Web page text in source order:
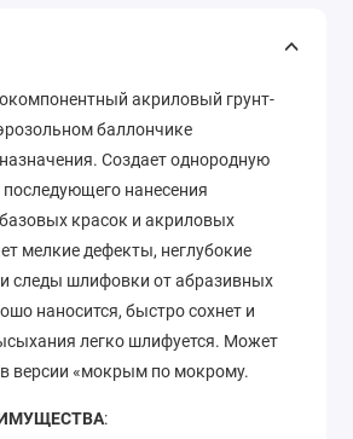
акриловый грунт-
баллончике
Создает однородную
последующего нанесения
красок и акриловых
мелкие дефекты, неглубокие
следы шлифовки от абразивных
наносится, быстро сохнет и
легко шлифуется. Может
версии «мокрым по мокрому.
: